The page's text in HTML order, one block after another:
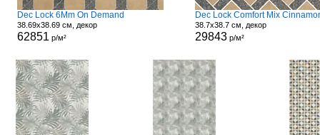
Dec Lock 6Mm On Demand
38.69x38.69 см, декор
62851 р/м²
38.7x38.7 см, декор
29843р/м²